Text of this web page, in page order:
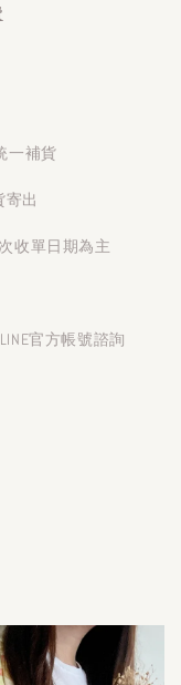
一補貨
出
收單日期為主
官方帳號諮詢